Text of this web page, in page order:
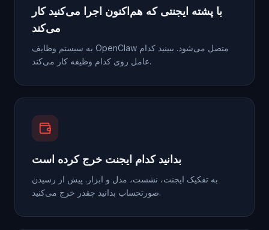
با پشته ایجنتی که هم‌اکنون اجرا می‌کنید کار
می‌کند
به سیستم وظایف OpenClaw متصل می‌شود. ببینید کدام
عامل روی کدام وظیفه کار می‌کند.
بدانید کدام ایجنت خرج کرده است
به تفکیک ایجنت، نشست، مدل و ابزار. پیش از رسیدن
صورتحساب بدانید چقدر خرج می‌کنید.